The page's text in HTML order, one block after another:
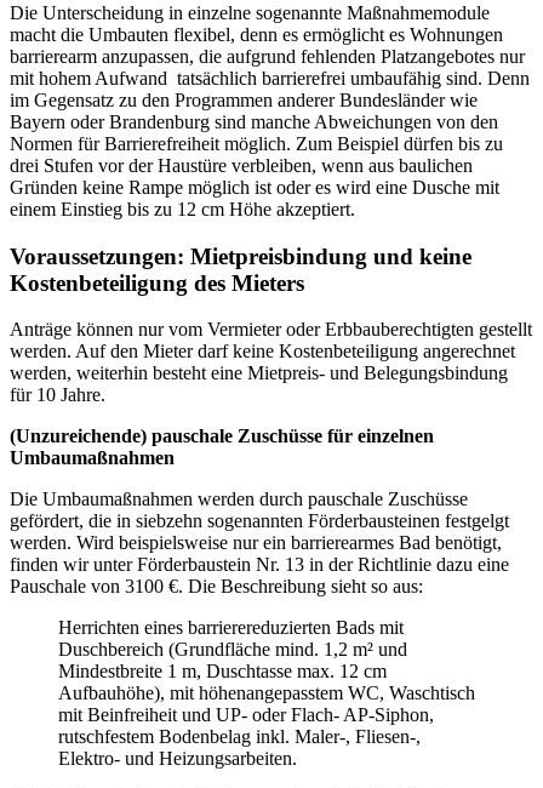
Die Unterscheidung in einzelne sogenannte Maßnahmemodule
macht die Umbauten flexibel, denn es ermöglicht es Wohnungen
barrierearm anzupassen, die aufgrund fehlenden Platzangebotes nur
mit hohem Aufwand tatsächlich barrierefrei umbaufähig sind. Denn
im Gegensatz zu den Programmen anderer Bundesländer wie
Bayern oder Brandenburg sind manche Abweichungen von den
Normen für Barrierefreiheit möglich. Zum Beispiel dürfen bis zu
drei Stufen vor der Haustüre verbleiben, wenn aus baulichen
Gründen keine Rampe möglich ist oder es wird eine Dusche mit
einem Einstieg bis zu 12 cm Höhe akzeptiert.
Voraussetzungen: Mietpreisbindung und keine
Kostenbeteiligung des Mieters
Anträge können nur vom Vermieter oder Erbbauberechtigten gestellt
werden. Auf den Mieter darf keine Kostenbeteiligung angerechnet
werden, weiterhin besteht eine Mietpreis- und Belegungsbindung
für 10 Jahre.
(Unzureichende) pauschale Zuschüsse für einzelnen
Umbaumaßnahmen
Die Umbaumaßnahmen werden durch pauschale Zuschüsse
gefördert, die in siebzehn sogenannten Förderbausteinen festgelgt
werden. Wird beispielsweise nur ein barrierearmes Bad benötigt,
finden wir unter Förderbaustein Nr. 13 in der Richtlinie dazu eine
Pauschale von 3100 €. Die Beschreibung sieht so aus:
Herrichten eines barrierereduzierten Bads mit
Duschbereich (Grundfläche mind. 1,2 m² und
Mindestbreite 1 m, Duschtasse max. 12 cm
Aufbauhöhe), mit höhenangepasstem WC, Waschtisch
mit Beinfreiheit und UP- oder Flach- AP-Siphon,
rutschfestem Bodenbelag inkl. Maler-, Fliesen-,
Elektro- und Heizungsarbeiten.